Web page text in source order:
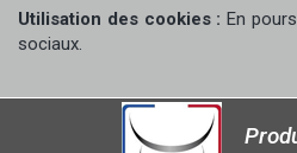
Utilisation des cookies :En
sociaux.